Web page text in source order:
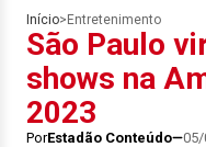
Início> Entretenimento
São Paulo
shows na
2023
PorEstadão Conteúdo 05/